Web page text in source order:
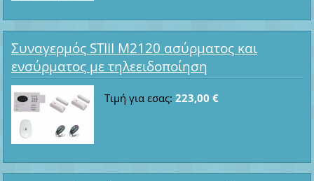
Συναγερμός STIII M2120 ασύρματος και
ενσύρματος με τηλεειδοποίηση
Τιμή για εσας: 223,00 €